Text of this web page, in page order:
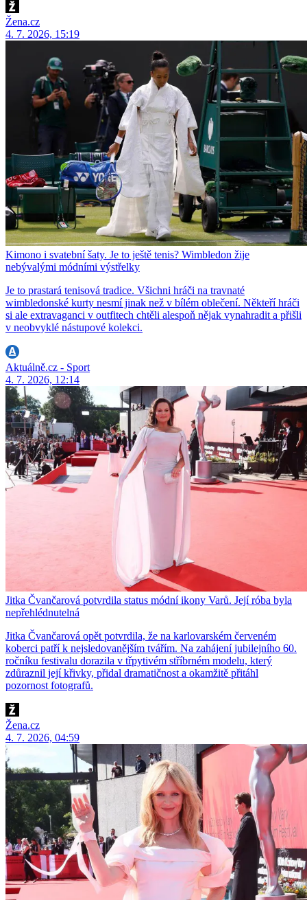
Žena.cz
4. 7. 2026, 15:19
Kimono i svatební šaty. Je to ještě tenis? Wimbledon žije
nebývalými módními výstřelky
Je to prastará tenisová tradice. Všichni hráči na travnaté
wimbledonské kurty nesmí jinak než v bílém oblečení. Někteří hráči
si ale extravaganci v outfitech chtěli alespoň nějak vynahradit a přišli
v neobvyklé nástupové kolekci.
Aktuálně.cz - Sport
4. 7. 2026, 12:14
Jitka Čvančarová potvrdila status módní ikony Varů. Její róba byla
nepřehlédnutelná
Jitka Čvančarová opět potvrdila, že na karlovarském červeném
koberci patří k nejsledovanějším tvářím. Na zahájení jubilejního 60.
ročníku festivalu dorazila v třpytivém stříbrném modelu, který
zdůraznil její křivky, přidal dramatičnost a okamžitě přitáhl
pozornost fotografů.
Žena.cz
4. 7. 2026, 04:59